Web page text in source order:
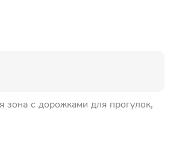
зона с дорожками для прогулок,